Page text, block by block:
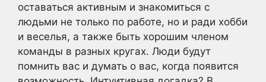
оставаться активным и знакомиться с
людьми не только по работе, но и ради хобби
и веселья, а также быть хорошим членом
команды в разных кругах. Люди будут
помнить вас и думать о вас, когда появится